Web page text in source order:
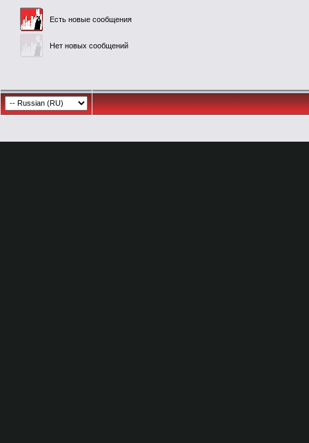
Есть новые сообщения
Нет новых сообщений